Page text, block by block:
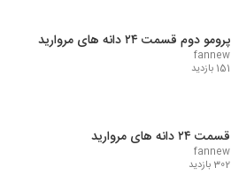
پرومو دوم قسمت ۲۴ دانه های مروارید
fannew
151 بازدید
قسمت ۲۴ دانه های مروارید
fannew
302 بازدید